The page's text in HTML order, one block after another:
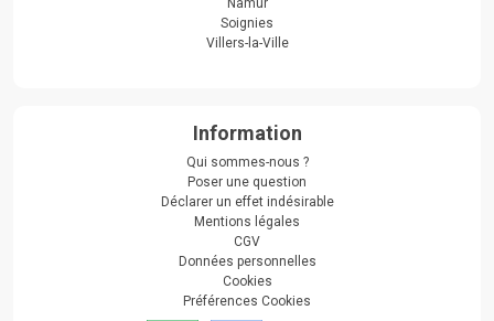
Namur
Soignies
Villers-la-Ville
Information
Qui sommes-nous ?
Poser une question
Déclarer un effet indésirable
Mentions légales
CGV
Données personnelles
Cookies
Préférences Cookies